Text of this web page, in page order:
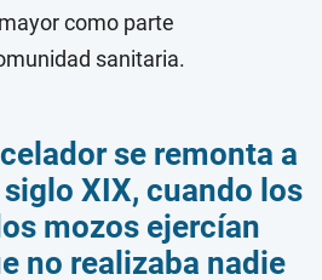
como parte
sanitaria.
se remonta a
siglo XIX, cuando los
mozos ejercían
no realizaba nadie